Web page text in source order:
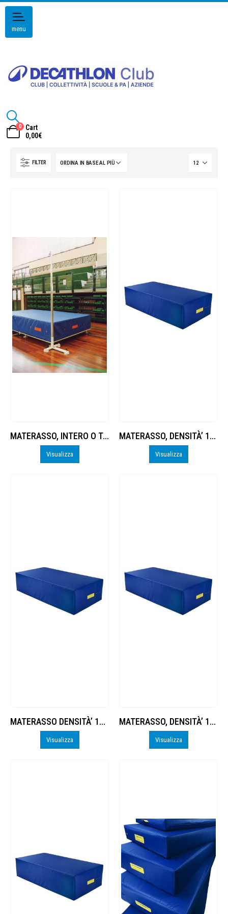
menu
0
Cart
0,00€
FILTER
MATERASSO, INTERO O TAGL.45°, FONDO ANTISCIVOLO
Visualizza
MATERASSO, DENSITÀ’ 16, FONDO ANTISCIVOLO
Visualizza
MATERASSO DENSITÀ’ 16 FONDO ANTISCIVOLO
Visualizza
MATERASSO, DENSITÀ’ 16, FONDO ANTISCIVOLO
Visualizza